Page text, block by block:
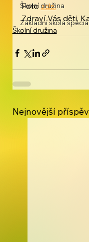
Školní družina
Základní škola
Foto zde.
Zdraví Vás děti,
Školní družina
Nejnovější